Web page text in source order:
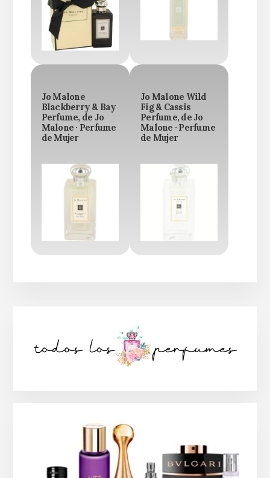
Jo Malone
Blackberry & Bay
Perfume, de Jo
Malone · Perfume
de Mujer
Jo Malone Wild
Fig & Cassis
Perfume, de Jo
Malone · Perfume
de Mujer
lateral